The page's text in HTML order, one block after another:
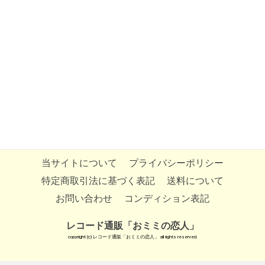
当サイトについて
プライバシーポリシー
特定商取引法に基づく表記
送料について
お問い合わせ
コンディション表記
レコード通販「おミミの恋人」
copyright (c) レコード通販「おミミの恋人」 all rights reserved.